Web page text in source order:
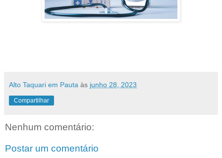
Alto Taquari em Pauta às junho 28, 2023
Compartilhar
Nenhum comentário:
Postar um comentário